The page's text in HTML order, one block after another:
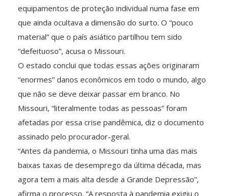
equipamentos de proteção individual numa fase em
que ainda ocultava a dimensão do surto. O “pouco
material” que o país asiático partilhou tem sido
“defeituoso”, acusa o Missouri.
O estado conclui que todas essas ações originaram
“enormes” danos econômicos em todo o mundo, algo
que não se deve deixar passar em branco. No
Missouri, “literalmente todas as pessoas” foram
afetadas por essa crise pandêmica, diz o documento
assinado pelo procurador-geral.
“Antes da pandemia, o Missouri tinha uma das mais
baixas taxas de desemprego da última década, mas
agora tem a mais alta desde a Grande Depressão”,
afirma o processo. “A resposta à pandemia exigiu o